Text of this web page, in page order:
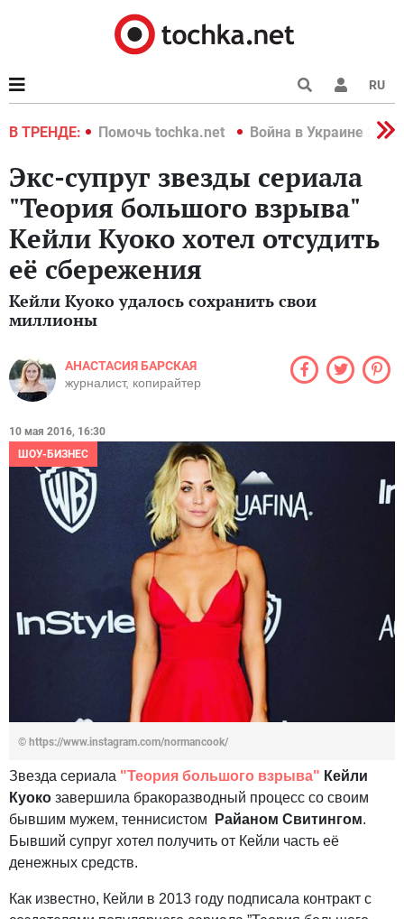
RU
В ТРЕНДЕ:
2022 Помочь tochka.net Война в Украине 2022
Экс-супруг звезды сериала
"Теория большого взрыва"
Кейли Куоко хотел отсудить
её сбережения
Кейли Куоко удалось сохранить свои
миллионы
АНАСТАСИЯ БАРСКАЯ
журналист, копирайтер
10 мая 2016, 16:30
ШОУ-БИЗНЕС
© https://www.instagram.com/normancook/
Звезда сериала "Теория большого взрыва" Кейли
Куоко завершила бракоразводный процесс со своим
бывшим мужем, теннисистом
Райаном Свитингом.
Бывший супруг хотел получить от Кейли часть её
денежных средств.
Как известно, Кейли в 2013 году подписала контракт с